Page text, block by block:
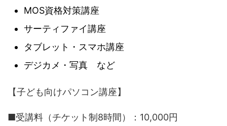
MOS資格対策講座
サーティファイ講座
タブレット・スマホ講座
デジカメ・写真 など
【子ども向けパソコン講座】
■受講料（チケット制8時間）：10,000円